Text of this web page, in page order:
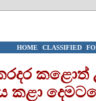
HOME | CLASSIFIED|
කළොත්